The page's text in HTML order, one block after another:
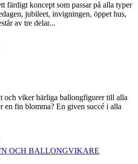
färdigt koncept som passar på alla typer
jubileet, invigningen, öppet hus,
av tre delar...
och viker härliga ballongfigurer till alla
en fin blomma? En given succé i alla